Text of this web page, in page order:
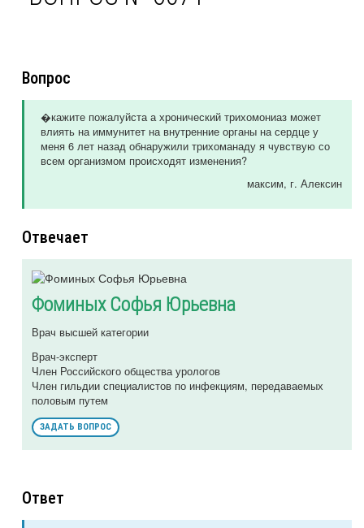
Вопрос
�кажите пожалуйста а хронический трихомониаз может
влиять на иммунитет на внутренние органы на сердце у
меня 6 лет назад обнаружили трихоманаду я чувствую со
всем организмом происходят изменения?
максим, г. Алексин
Отвечает
Фоминых Софья Юрьевна
Врач высшей категории
Врач-эксперт
Член Российского общества урологов
Член гильдии специалистов по инфекциям, передаваемых
половым путем
ЗАДАТЬ ВОПРОС
Ответ